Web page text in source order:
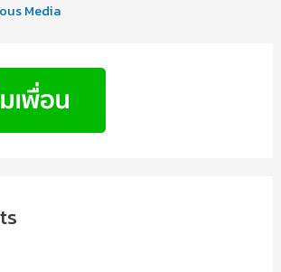
Media